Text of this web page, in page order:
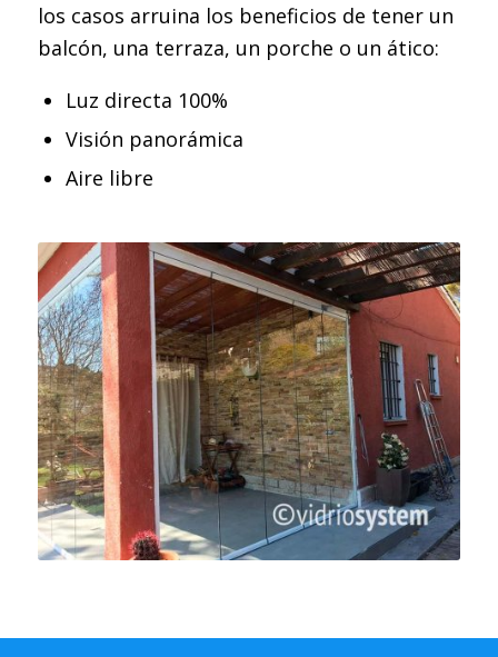
los casos arruina los beneficios de tener un
balcón, una terraza, un porche o un ático:
Luz directa 100%
Visión panorámica
Aire libre